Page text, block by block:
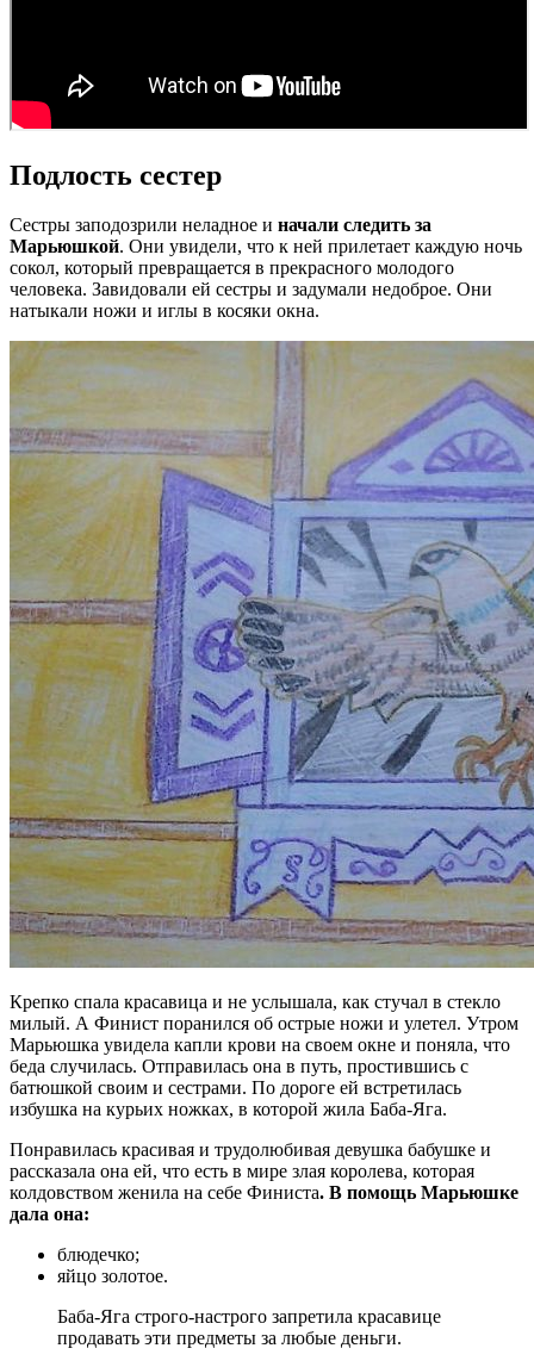
Подлость сестер
Сестры заподозрили неладное и начали следить за
Марьюшкой. Они увидели, что к ней прилетает каждую ночь
сокол, который превращается в прекрасного молодого
человека. Завидовали ей сестры и задумали недоброе. Они
натыкали ножи и иглы в косяки окна.
Крепко спала красавица и не услышала, как стучал в стекло
милый. А Финист поранился об острые ножи и улетел. Утром
Марьюшка увидела капли крови на своем окне и поняла, что
беда случилась. Отправилась она в путь, простившись с
батюшкой своим и сестрами. По дороге ей встретилась
избушка на курьих ножках, в которой жила Баба-Яга.
Понравилась красивая и трудолюбивая девушка бабушке и
рассказала она ей, что есть в мире злая королева, которая
колдовством женила на себе Финиста. В помощь Марьюшке
дала она:
блюдечко;
яйцо золотое.
Баба-Яга строго-настрого запретила красавице
продавать эти предметы за любые деньги.